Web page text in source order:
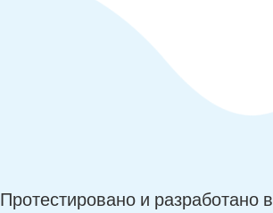
Протестировано и разработано в